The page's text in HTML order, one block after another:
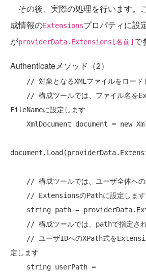
その後、実際の処理を行います。
成情報のExtensionsプロパティに設
がproviderData.Extensions[名前] で
Authenticateメソッド（2）
// 対象となるXMLファイルをロード
// 構成ツールでは、ファイル名を
FileNameに設定します
    XmlDocument document =
new
// 構成ツールでは、ユーザ全体へ
// ExtensionsのPathに設定します
string path =
// 構成ツールでは、pathで指定さ
// ユーザIDへのXPath式を
定します
string userPath =